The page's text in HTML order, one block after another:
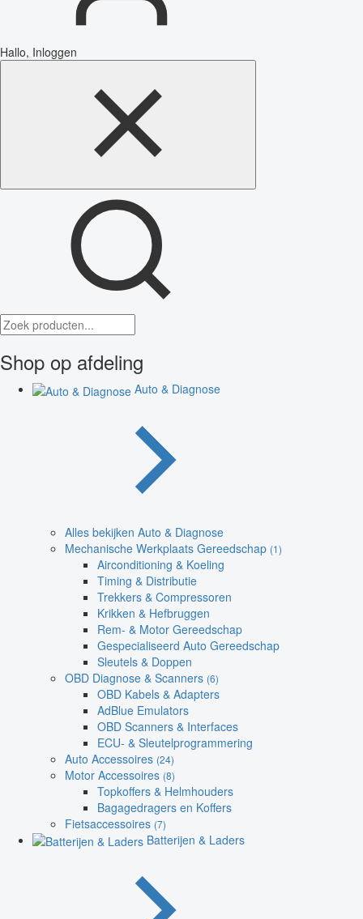
Hallo, Inloggen
Shop op afdeling
Auto & Diagnose
Alles bekijken Auto & Diagnose
Mechanische Werkplaats Gereedschap (1)
Airconditioning & Koeling
Timing & Distributie
Trekkers & Compressoren
Krikken & Hefbruggen
Rem- & Motor Gereedschap
Gespecialiseerd Auto Gereedschap
Sleutels & Doppen
OBD Diagnose & Scanners (6)
OBD Kabels & Adapters
AdBlue Emulators
OBD Scanners & Interfaces
ECU- & Sleutelprogrammering
Auto Accessoires (24)
Motor Accessoires (8)
Topkoffers & Helmhouders
Bagagedragers en Koffers
Fietsaccessoires (7)
Batterijen & Laders